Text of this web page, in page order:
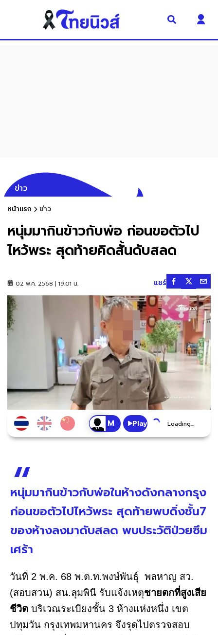
ข่าว
หน้าแรก ข่าว
หนุ่มมากินข้าวกับพ่อ ก่อนขอตัวไป
ไหว้พระ สุดท้ายคิดสั้นดับสลด
02 พ.ค. 2568 | 19:01 น. แชร์
Play Loading...
หนุ่มมากินข้าวกับพ่อในห้างดังกลางกรุง
ก่อนขอตัวไปไหว้พระ สุดท้ายพบดิ่งชั้น7
ของห้างลงมาดับสลด พบประวัติป่วยซึม
เศร้า
วันที่ 2 พ.ค. 68 พ.ต.ท.พงษ์พันธุ์ พลหาญ สว.
(สอบสวน) สน.ลุมพินี รับแจ้งเหตุชายตกที่สูงเสีย
ชีวิต บริเวณระเบียงชั้น 3 ห้างแห่งหนึ่ง เขต
ปทุมวัน กรุงเทพมหานคร จึงรุดไปตรวจสอบ